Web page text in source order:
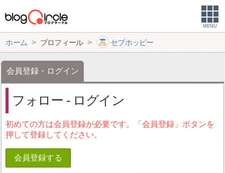
MENU
ホーム プロフィール セブホッピー
会員登録・ログイン
フォロー - ログイン
初めての方は会員登録が必要です。「会員登録」ボタンを
押して登録してください。
会員登録する